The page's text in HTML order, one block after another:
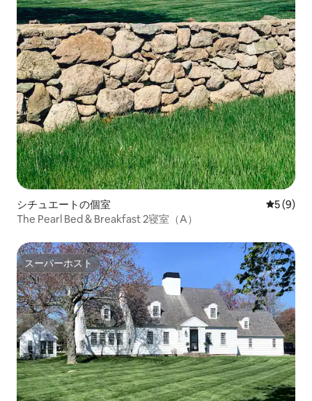
シチュエートの個室 レビュー
5 (9)
The Pearl Bed & Breakfast 2寝室（A）
スーパーホスト
スーパーホスト